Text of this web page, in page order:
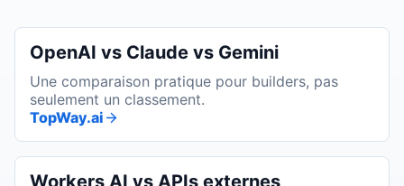
OpenAI vs Claude vs Gemini
Une comparaison pratique pour builders, pas
seulement un classement.
TopWay.ai